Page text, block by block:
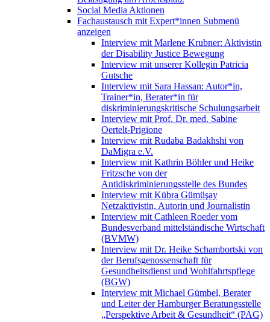
Social Media Aktionen
Fachaustausch mit Expert*innen Submenü
anzeigen
Interview mit Marlene Krubner: Aktivistin
der Disability Justice Bewegung
Interview mit unserer Kollegin Patricia
Gutsche
Interview mit Sara Hassan: Autor*in,
Trainer*in, Berater*in für
diskriminierungskritische Schulungsarbeit
Interview mit Prof. Dr. med. Sabine
Oertelt-Prigione
Interview mit Rudaba Badakhshi von
DaMigra e.V.
Interview mit Kathrin Böhler und Heike
Fritzsche von der
Antidiskriminierungsstelle des Bundes
Interview mit Kübra Gümüşay
Netzaktivistin, Autorin und Journalistin
Interview mit Cathleen Roeder vom
Bundesverband mittelständische Wirtschaft
(BVMW)
Interview mit Dr. Heike Schambortski von
der Berufsgenossenschaft für
Gesundheitsdienst und Wohlfahrtspflege
(BGW)
Interview mit Michael Gümbel, Berater
und Leiter der Hamburger Beratungsstelle
„Perspektive Arbeit & Gesundheit“ (PAG)